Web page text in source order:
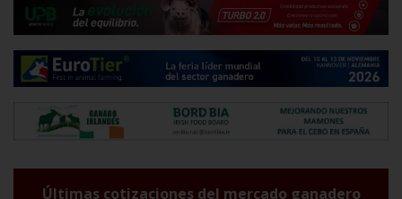
Últimas cotizaciones del mercado ganadero